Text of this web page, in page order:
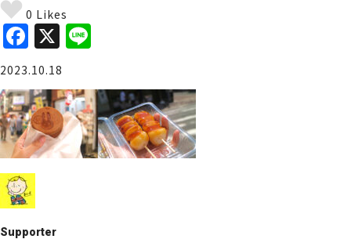
0 Likes
F
a
c
e
b
o
o
k
X
e
2023.10.18
Supporter